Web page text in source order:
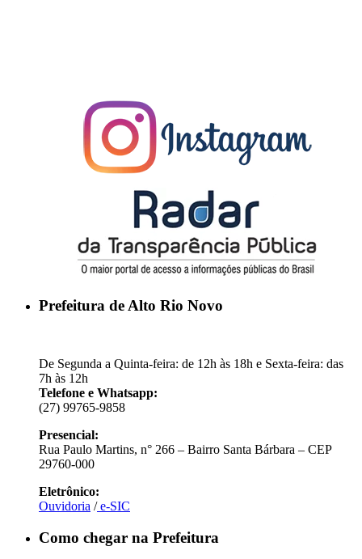
Prefeitura de Alto Rio Novo
De Segunda a Quinta-feira: de 12h às 18h e Sexta-feira: das
7h às 12h
Telefone e Whatsapp:
(27) 99765-9858
Presencial:
Rua Paulo Martins, n° 266 – Bairro Santa Bárbara – CEP
29760-000
Eletrônico:
Ouvidoria /e-SIC
Como chegar na Prefeitura